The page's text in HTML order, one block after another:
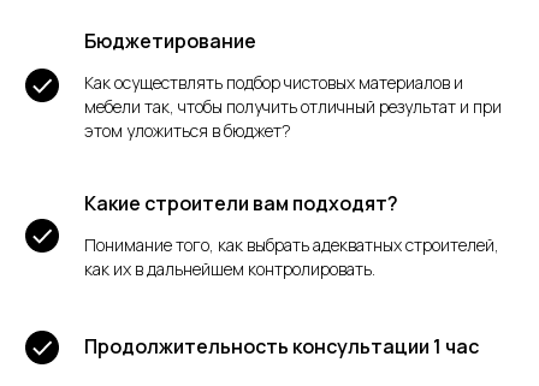
Бюджетирование
Как осуществлять подбор чистовых материалов и
мебели так, чтобы получить отличный результат и при
этом уложиться в бюджет?
Какие строители вам подходят?
Понимание того, как выбрать адекватных строителей,
как их в дальнейшем контролировать.
Продолжительность консультации 1 час